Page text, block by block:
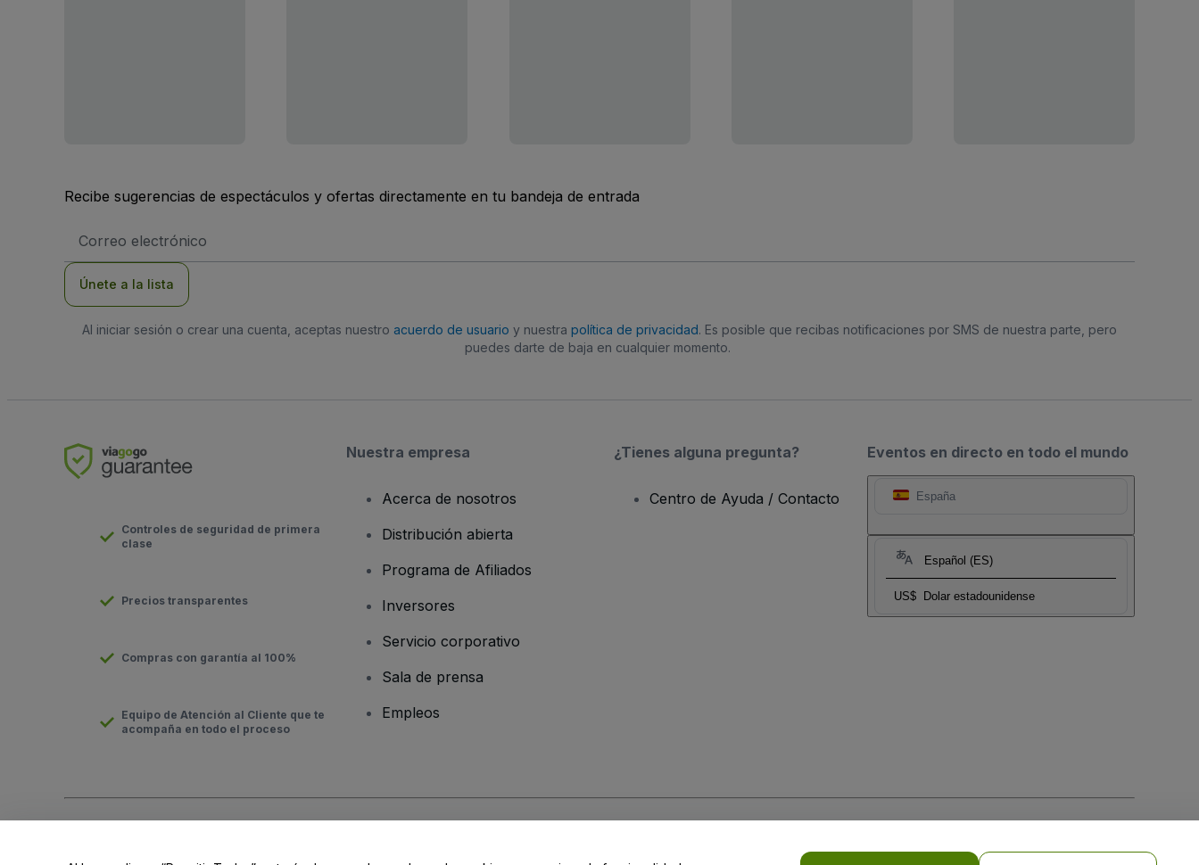
Recibe sugerencias de espectáculos y ofertas directamente en tu bandeja de entrada
de
Únete a la lista
Al iniciar sesión o crear una cuenta, aceptas nuestro acuerdo de usuario y nuestra política de privacidad. Es posible que recibas notificaciones por SMS de nuestra parte, pero
puedes darte de baja en cualquier momento.
Eventos en directo en todo el mundo
España
Español (ES)
US$ Dolar estadounidense
Controles de seguridad de primera
clase
Precios transparentes
Compras con garantía al 100%
Equipo de Atención al Cliente que te
acompaña en todo el proceso
Nuestra empresa
Acerca de nosotros
Distribución abierta
Programa de Afiliados
Inversores
Servicio corporativo
Sala de prensa
Empleos
¿Tienes alguna pregunta?
Centro de Ayuda / Contacto
y de laPolítica de Privacidad para Móviles